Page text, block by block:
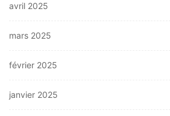
avril 2025
mars 2025
février 2025
janvier 2025